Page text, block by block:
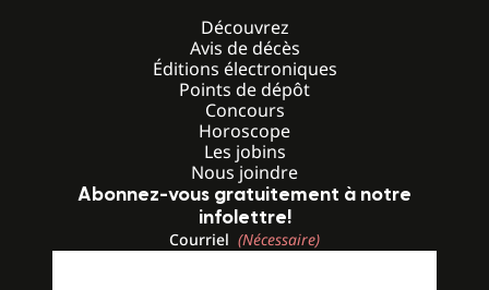
Découvrez
Avis de décès
Éditions électroniques
Points de dépôt
Concours
Horoscope
Les jobins
Nous joindre
Abonnez-vous gratuitement à notre
infolettre!
Courriel (Nécessaire)